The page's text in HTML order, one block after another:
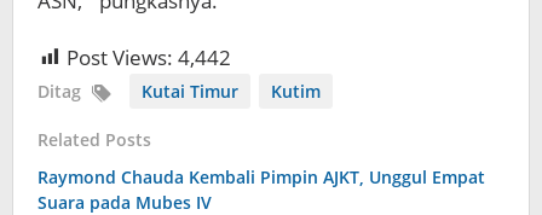
Post Views: 4,442
Ditag Kutai Timur Kutim
Related Posts
Raymond Chauda Kembali Pimpin AJKT, Unggul Empat
Suara pada Mubes IV